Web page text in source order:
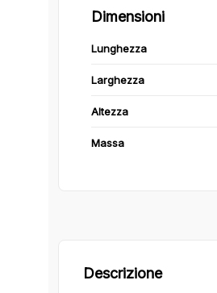
Dimensioni
Lunghezza
Larghezza
Altezza
Massa
Descrizione